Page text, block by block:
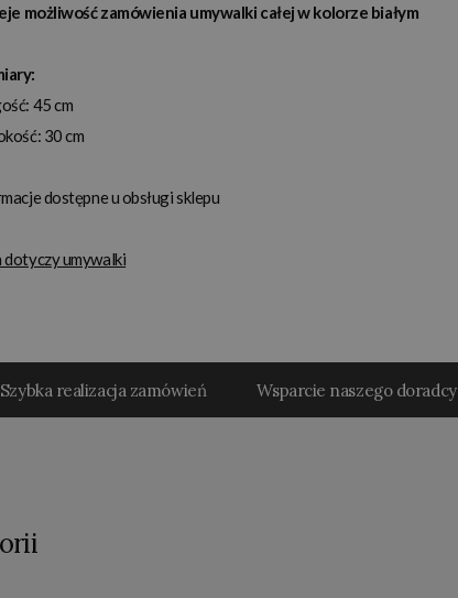
możliwość zamówienia umywalki całej w kolorze białym
45 cm
30 cm
dostępne u obsługi sklepu
dotyczy umywalki
Szybka realizacja zamówień Wsparcie naszego doradcy